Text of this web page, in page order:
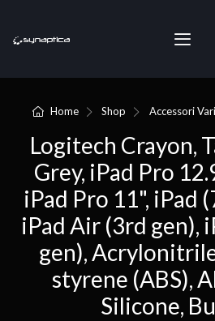
Home Shop Accessori Vari
Logitech Crayon,
Grey, iPad Pro
iPad Pro 11", iPad
iPad Air (3rd gen),
gen),
styrene (ABS),
Silicone,